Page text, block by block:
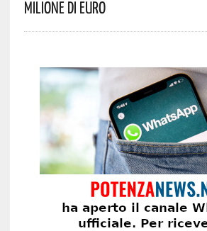
Milione Di Euro